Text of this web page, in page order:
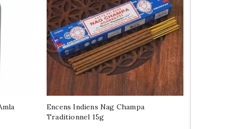
Encens Indiens Nag Champa
Traditionnel 15g